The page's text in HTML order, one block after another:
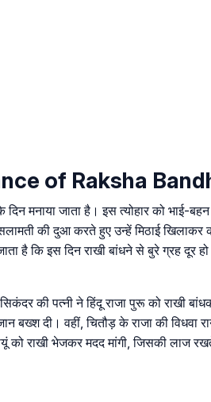
of Raksha
दिन मनाया जाता है। इस त्योहार को भाई-
की दुआ करते हुए उन्हें मिठाई खिलाकर
है कि इस दिन राखी बांधने से बुरे ग्रह दूर
की पत्नी ने हिंदू राजा पुरू को राखी
दी। वहीं, चितौड़ के राजा की विधवा
को राखी भेजकर मदद मांगी, जिसकी लाज